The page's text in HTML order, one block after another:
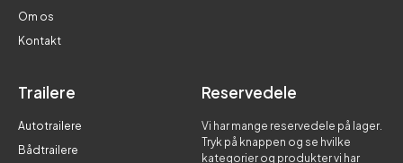
Om os
Kontakt
Trailere
Autotrailere
Bådtrailere
Reservedele
Vi har mange reservedele på lager.
Tryk på knappen og se hvilke
kategorier og produkter vi har